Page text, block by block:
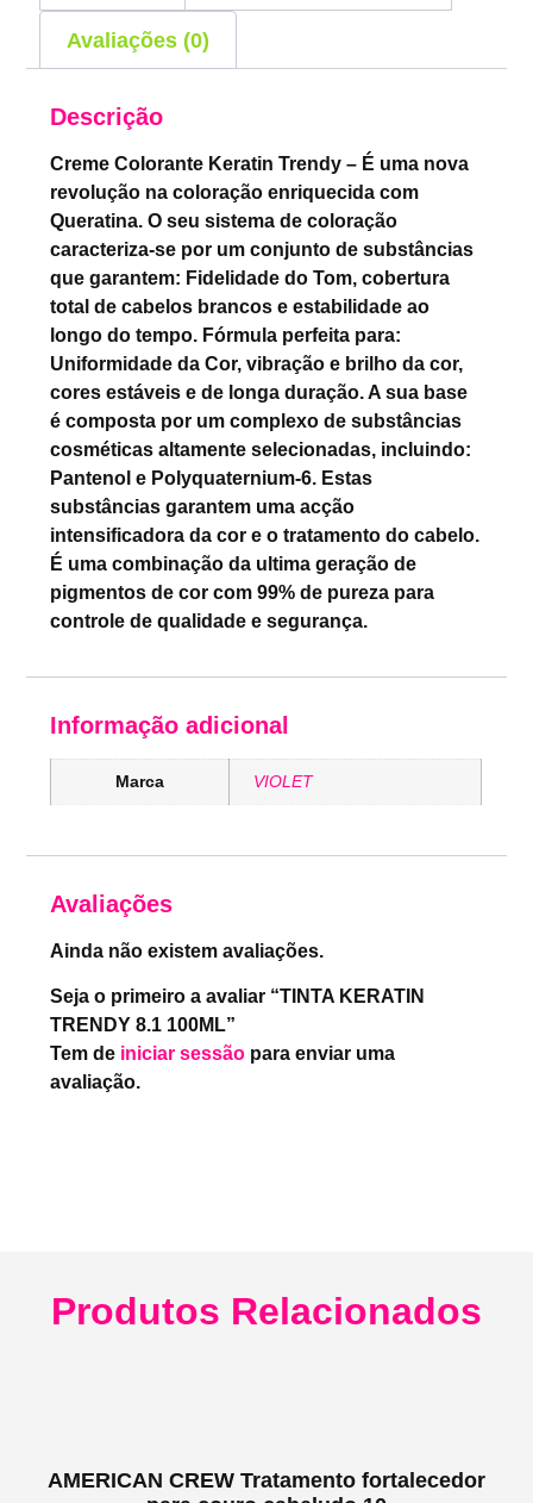
Avaliações (0)
Descrição
Creme Colorante Keratin Trendy – É uma nova
revolução na coloração enriquecida com
Queratina. O seu sistema de coloração
caracteriza-se por um conjunto de substâncias
que garantem: Fidelidade do Tom, cobertura
total de cabelos brancos e estabilidade ao
longo do tempo. Fórmula perfeita para:
Uniformidade da Cor, vibração e brilho da cor,
cores estáveis e de longa duração. A sua base
é composta por um complexo de substâncias
cosméticas altamente selecionadas, incluindo:
Pantenol e Polyquaternium-6. Estas
substâncias garantem uma acção
intensificadora da cor e o tratamento do cabelo.
É uma combinação da ultima geração de
pigmentos de cor com 99% de pureza para
controle de qualidade e segurança.
Informação adicional
Marca VIOLET
Avaliações
Ainda não existem avaliações.
Seja o primeiro a avaliar “TINTA KERATIN
TRENDY 8.1 100ML”
Tem de iniciar sessão para enviar uma
avaliação.
Produtos Relacionados
AMERICAN CREW Tratamento fortalecedor